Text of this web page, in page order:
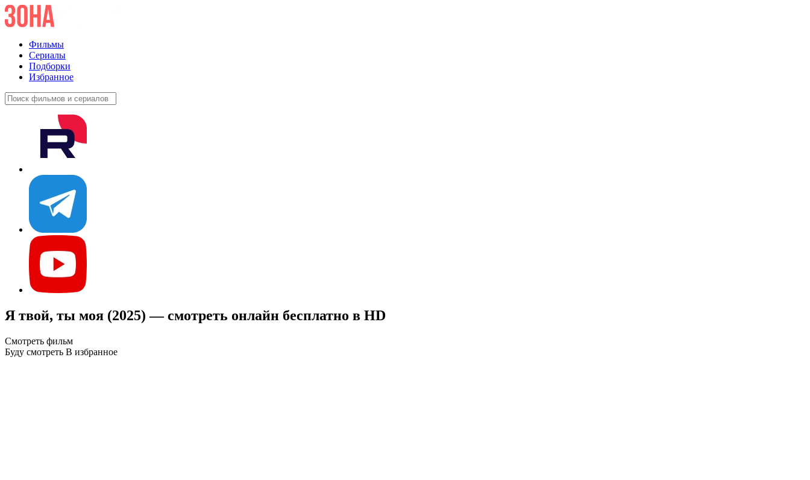
Фильмы
Сериалы
Подборки
Избранное
Я твой, ты моя (2025) — смотреть онлайн бесплатно в HD
Смотреть фильм
Буду смотреть В избранное